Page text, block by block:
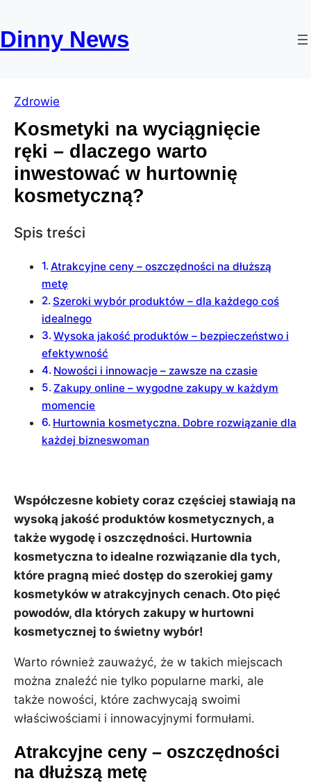
treści
content
Dinny News
Zdrowie
Kosmetyki na wyciągnięcie
ręki – dlaczego warto
inwestować w hurtownię
kosmetyczną?
Spis treści
Atrakcyjne ceny – oszczędności na dłuższą
metę
Szeroki wybór produktów – dla każdego coś
idealnego
Wysoka jakość produktów – bezpieczeństwo i
efektywność
Nowości i innowacje – zawsze na czasie
Zakupy online – wygodne zakupy w każdym
momencie
Hurtownia kosmetyczna. Dobre rozwiązanie dla
każdej bizneswoman
Współczesne kobiety coraz częściej stawiają na
wysoką jakość produktów kosmetycznych, a
także wygodę i oszczędności. Hurtownia
kosmetyczna to idealne rozwiązanie dla tych,
które pragną mieć dostęp do szerokiej gamy
kosmetyków w atrakcyjnych cenach. Oto pięć
powodów, dla których zakupy w hurtowni
kosmetycznej to świetny wybór!
Warto również zauważyć, że w takich miejscach
można znaleźć nie tylko popularne marki, ale
także nowości, które zachwycają swoimi
właściwościami i innowacyjnymi formułami.
Atrakcyjne ceny – oszczędności
na dłuższą metę